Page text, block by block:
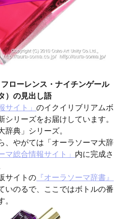
ローレンス・ナイチンゲール
）の見出し語
サイト」のイクイリブリアムボ
シリーズをお届けしています。
辞典」シリーズ。
、やがては「オーラソーマ大辞
マ総合情報サイト」 内に完成さ
サイトの 『オーラソーマ辞書』
いのるで、ここではボトルの番
。